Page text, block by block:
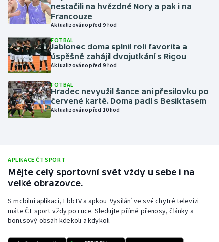
Motorsport
Olympijské hry
Parasport
Plavání
Plážový volejbal
Short track
Sportovní střelba
nestačili na hvězdné Nory a pak i na
Francouze
Aktualizováno před 9 hod
FOTBAL
Jablonec doma splnil roli favorita a
úspěšně zahájil dvojutkání s Rigou
Aktualizováno před 9 hod
FOTBAL
Hradec nevyužil šance ani přesilovku po
červené kartě. Doma padl s Besiktasem
Aktualizováno před 10 hod
APLIKACE ČT SPORT
Mějte celý sportovní svět vždy u sebe i na
velké obrazovce.
S mobilní aplikací, HbbTV a apkou iVysílání ve své chytré televizi
máte ČT sport vždy po ruce. Sledujte přímé přenosy, články a
bonusový obsah kdekoli a kdykoli.